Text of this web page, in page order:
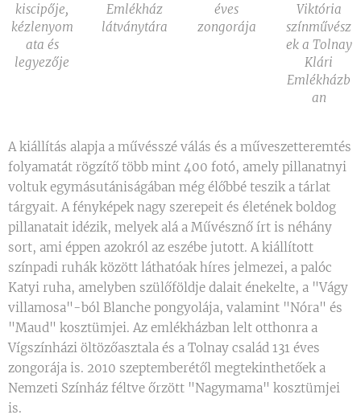
kiscipője,
kézlenyom
ata és
legyezője
Emlékház
látványtára
éves
zongorája
Viktória
színművész
ek a Tolnay
Klári
Emlékházb
an
A kiállítás alapja a művésszé válás és a műveszetteremtés
folyamatát rögzítő több mint 400 fotó, amely pillanatnyi
voltuk egymásutániságában még élőbbé teszik a tárlat
tárgyait. A fényképek nagy szerepeit és életének boldog
pillanatait idézik, melyek alá a Művésznő írt is néhány
sort, ami éppen azokról az eszébe jutott. A kiállított
színpadi ruhák között láthatóak híres jelmezei, a palóc
Katyi ruha, amelyben szülőföldje dalait énekelte, a "Vágy
villamosa"-ból Blanche pongyolája, valamint "Nóra" és
"Maud" kosztümjei. Az emlékházban lelt otthonra a
Vígszínházi öltözőasztala és a Tolnay család 131 éves
zongorája is. 2010 szeptemberétől megtekinthetőek a
Nemzeti Színház féltve őrzött "Nagymama" kosztümjei
is.